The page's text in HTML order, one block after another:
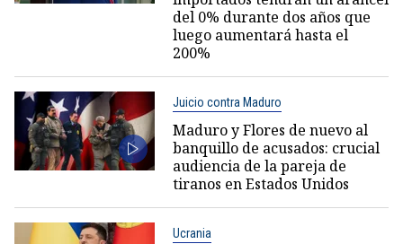
del 0% durante dos años que
luego aumentará hasta el
200%
Juicio contra Maduro
Maduro y Flores de nuevo al
banquillo de acusados: crucial
audiencia de la pareja de
tiranos en Estados Unidos
Ucrania